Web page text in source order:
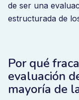
de ser una
estructurada de
Por qué
evaluación
mayoría de